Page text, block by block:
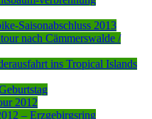
Saisonabschluss 2013
nach Cämmerswalde /
ins Tropical Islands
2012
– Erzgebirgsring